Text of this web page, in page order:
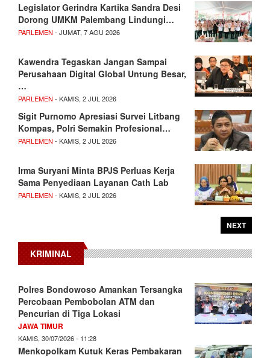
Legislator Gerindra Kartika Sandra Desi
Dorong UMKM Palembang Lindungi…
PARLEMEN - JUMAT, 7 AGU 2026
Kawendra Tegaskan Jangan Sampai
Perusahaan Digital Global Untung Besar,
…
PARLEMEN - KAMIS, 2 JUL 2026
Sigit Purnomo Apresiasi Survei Litbang
Kompas, Polri Semakin Profesional…
PARLEMEN - KAMIS, 2 JUL 2026
Irma Suryani Minta BPJS Perluas Kerja
Sama Penyediaan Layanan Cath Lab
PARLEMEN - KAMIS, 2 JUL 2026
NEXT
KRIMINAL
Polres Bondowoso Amankan Tersangka
Percobaan Pembobolan ATM dan
Pencurian di Tiga Lokasi
JAWA TIMUR
KAMIS, 30/07/2026 - 11:28
Menkopolkam Kutuk Keras Pembakaran